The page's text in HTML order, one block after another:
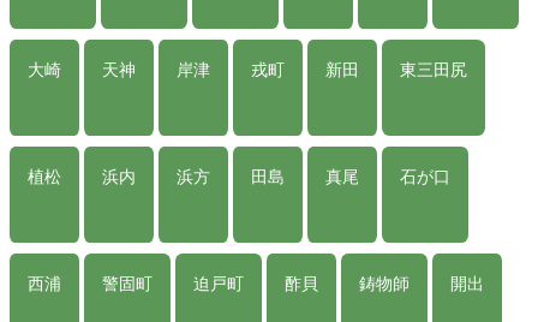
大崎 天神 岸津 戎町 新田 東三田尻
植松 浜内 浜方 田島 真尾 石が口
西浦 警固町 迫戸町 酢貝 鋳物師 開出